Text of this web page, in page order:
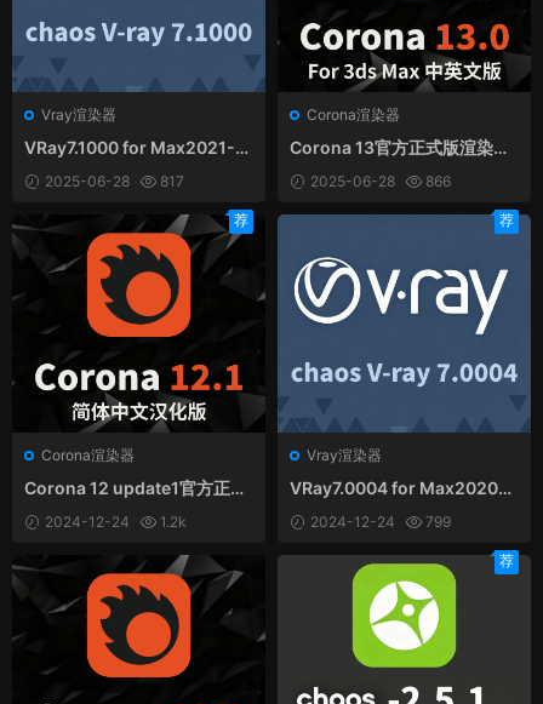
Vray渲染器
VRay7.1000 for Max2021-2
026官方中英文和谐版
2025-06-28 817
Corona渲染器
Corona 13官方正式版渲染器f
or 3ds Max 中英文和谐版
2025-06-28 866
Corona渲染器
Corona 12 update1官方正式
版CR12.1渲染器for 3ds Max
中文汉化版
2024-12-24 1.2k
荐
Vray渲染器
VRay7.0004 for Max2020-2
025官方中文和谐版
2024-12-24 799
荐
荐